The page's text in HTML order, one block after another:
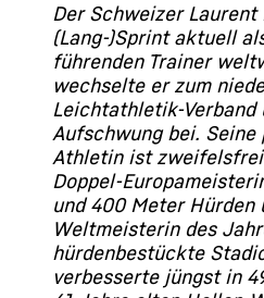
Der Schweizer
(Lang-)Sprint aktuell
führenden Trainer
wechselte er zum
Leichtathletik-Verband
Aufschwung bei.
Athletin ist zweifelsfrei
Doppel-
und 400 Meter Hürden
Weltmeisterin des
hürdenbestückte
verbesserte jüngst in